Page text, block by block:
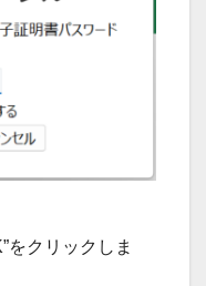
をクリックしま